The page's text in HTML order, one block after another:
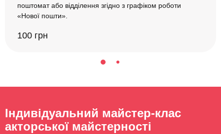
поштомат або відділення згідно з графіком роботи
«Нової пошти».
100 грн
Індивідуальний майстер-клас
акторської майстерності